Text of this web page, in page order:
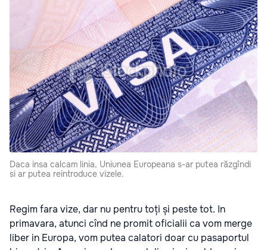
Daca insa calcam linia, Uniunea Europeana s-ar putea răzgîndi
si ar putea reintroduce vizele.
Regim fara vize, dar nu pentru toți și peste tot. In
primavara, atunci cînd ne promit oficialii ca vom merge
liber in Europa, vom putea calatori doar cu pasaportul